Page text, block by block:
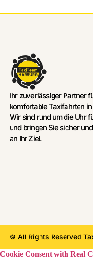
Ihr zuverlässiger Partner
komfortable Taxifahrten
Wir sind rund um die Uhr
und bringen Sie sicher
an Ihr Ziel.
© All Rights Reserved
Cookie Consent with Real